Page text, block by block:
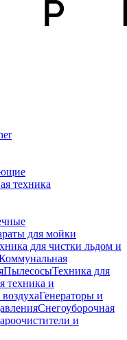
техника
для мойки
для чистки льдом и
ПылесосыТехника для
техника и
Генераторы и
Снегоуборочная
и